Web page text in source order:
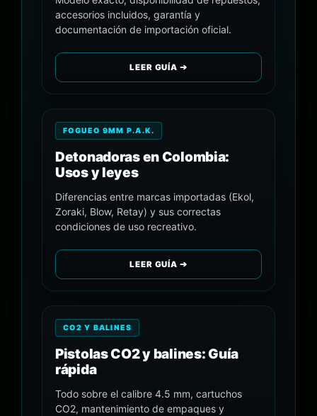
accesorios incluidos, garantía y
documentación de importación oficial.
LEER GUÍA ➔
FOGUEO 9MM P.A.K.
Detonadoras en Colombia:
Usos y leyes
Diferencias entre marcas importadas (Ekol,
Zoraki, Blow, Retay) y sus correctas
condiciones de uso recreativo.
LEER GUÍA ➔
CO2 Y BALINES
Pistolas CO2 y balines: Guía
rápida
Todo sobre el calibre 4.5 mm, cartuchos
CO2, mantenimiento de empaques y